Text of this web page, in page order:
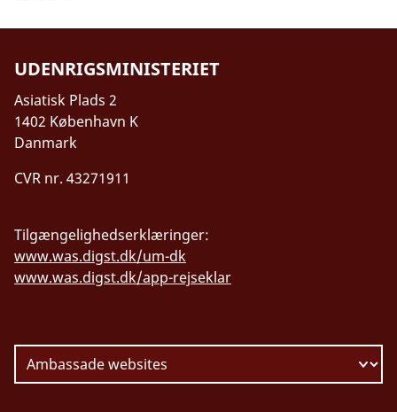
UDENRIGSMINISTERIET
Asiatisk Plads 2
1402 København K
Danmark
CVR nr. 43271911
Tilgængelighedserklæringer:
www.was.digst.dk/um-dk
www.was.digst.dk/app-rejseklar